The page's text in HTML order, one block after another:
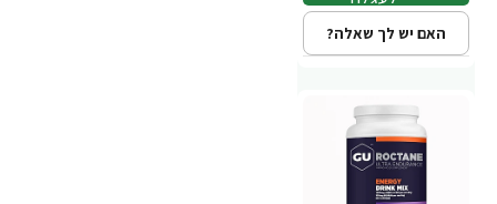
האם יש לך שאלה?